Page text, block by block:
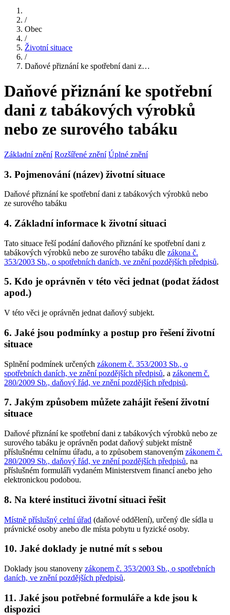
/
Obec
/
Životní situace
/
Daňové přiznání ke spotřební dani z…
Daňové přiznání ke spotřební
dani z tabákových výrobků
nebo ze surového tabáku
Základní znění Rozšířené znění Úplné znění
3. Pojmenování (název) životní situace
Daňové přiznání ke spotřební dani z tabákových výrobků nebo
ze surového tabáku
4. Základní informace k životní situaci
Tato situace řeší podání daňového přiznání ke spotřební dani z
tabákových výrobků nebo ze surového tabáku dle zákona č.
353/2003 Sb., o spotřebních daních, ve znění pozdějších předpisů.
5. Kdo je oprávněn v této věci jednat (podat žádost
apod.)
V této věci je oprávněn jednat daňový subjekt.
6. Jaké jsou podmínky a postup pro řešení životní
situace
Splnění podmínek určených zákonem č. 353/2003 Sb., o
spotřebních daních, ve znění pozdějších předpisů, a zákonem č.
280/2009 Sb., daňový řád, ve znění pozdějších předpisů.
7. Jakým způsobem můžete zahájit řešení životní
situace
Daňové přiznání ke spotřební dani z tabákových výrobků nebo ze
surového tabáku je oprávněn podat daňový subjekt místně
příslušnému celnímu úřadu, a to způsobem stanoveným zákonem č.
280/2009 Sb., daňový řád, ve znění pozdějších předpisů, na
příslušném formuláři vydaném Ministerstvem financí anebo jeho
elektronickou podobou.
8. Na které instituci životní situaci řešit
Místně příslušný celní úřad (daňové oddělení), určený dle sídla u
právnické osoby anebo dle místa pobytu u fyzické osoby.
10. Jaké doklady je nutné mít s sebou
Doklady jsou stanoveny zákonem č. 353/2003 Sb., o spotřebních
daních, ve znění pozdějších předpisů.
11. Jaké jsou potřebné formuláře a kde jsou k
dispozici